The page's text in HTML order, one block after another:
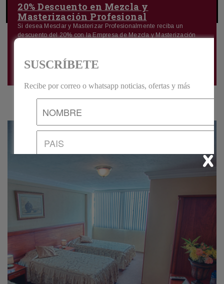
20% Descuento en Mezcla y
Masterización Profesional
Si desea Mesclar y Masterizar Profesionalmente reciba un
descuento del 20% con la Empresa de Mezcla y Masterización
Profesional. Grabé con nosotros y obtenga este descuento